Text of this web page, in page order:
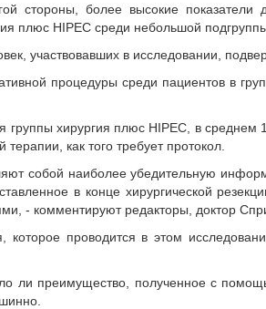
стороны, более высокие показатели
плюс HIPEC среди небольшой
участвовавших в исследовании,
процедуры среди пациентов в
хирургия плюс HIPEC, в среднем
как того требует протокол.
собой наиболее убедительную
в конце хирургической
- комментируют редакторы, доктор
проводится в этом
ли преимущество, полученное с